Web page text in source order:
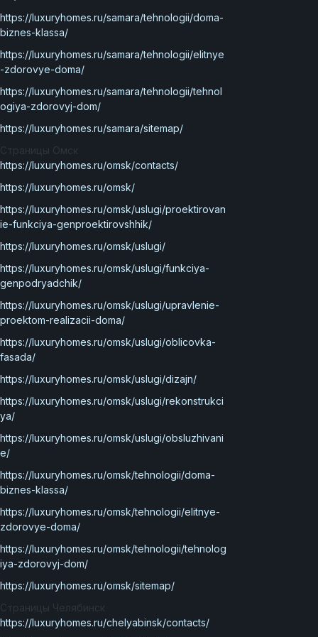
https://luxuryhomes.ru/samara/tehnologii/doma-
biznes-klassa/
https://luxuryhomes.ru/samara/tehnologii/elitnye
-zdorovye-doma/
https://luxuryhomes.ru/samara/tehnologii/tehnol
ogiya-zdorovyj-dom/
https://luxuryhomes.ru/samara/sitemap/
Страницы Омск
https://luxuryhomes.ru/omsk/contacts/
https://luxuryhomes.ru/omsk/
https://luxuryhomes.ru/omsk/uslugi/proektirovan
ie-funkciya-genproektirovshhik/
https://luxuryhomes.ru/omsk/uslugi/
https://luxuryhomes.ru/omsk/uslugi/funkciya-
genpodryadchik/
https://luxuryhomes.ru/omsk/uslugi/upravlenie-
proektom-realizacii-doma/
https://luxuryhomes.ru/omsk/uslugi/oblicovka-
fasada/
https://luxuryhomes.ru/omsk/uslugi/dizajn/
https://luxuryhomes.ru/omsk/uslugi/rekonstrukci
ya/
https://luxuryhomes.ru/omsk/uslugi/obsluzhivani
e/
https://luxuryhomes.ru/omsk/tehnologii/doma-
biznes-klassa/
https://luxuryhomes.ru/omsk/tehnologii/elitnye-
zdorovye-doma/
https://luxuryhomes.ru/omsk/tehnologii/tehnolog
iya-zdorovyj-dom/
https://luxuryhomes.ru/omsk/sitemap/
Страницы Челябинск
https://luxuryhomes.ru/chelyabinsk/contacts/